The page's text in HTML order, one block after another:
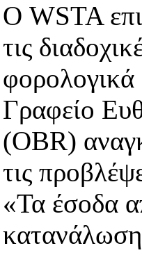
Ο WSTA
τις
Γραφείο
(OBR)
τις
«Τα έσοδα